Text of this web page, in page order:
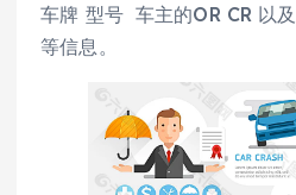
车牌 型号 车主的OR CR 以
等信息。